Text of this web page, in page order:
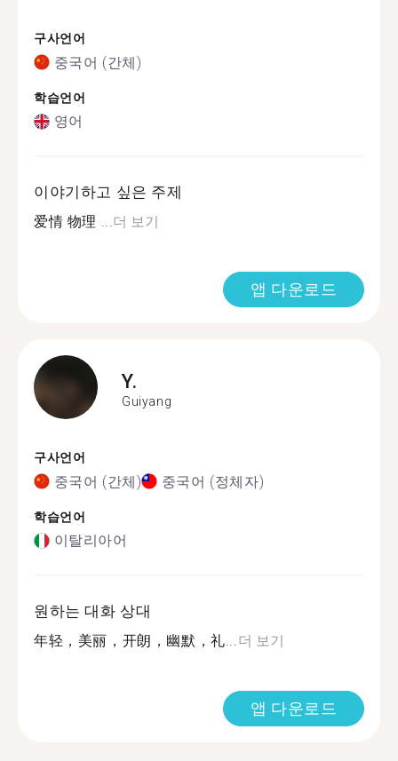
구사언어
중국어 (간체)
학습언어
영어
이야기하고 싶은 주제
爱情 物理 ...더 보기
앱 다운로드
Y.
Guiyang
구사언어
중국어 (간체) 중국어 (정체자)
학습언어
이탈리아어
원하는 대화 상대
年轻，美丽，开朗，幽默，礼...더 보기
앱 다운로드